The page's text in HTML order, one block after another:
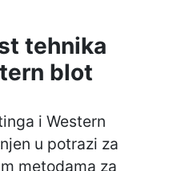
tehnika
blot
i Western
u potrazi za
metodama za